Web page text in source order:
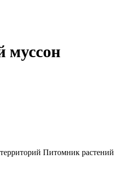
муссон
Питомник растений